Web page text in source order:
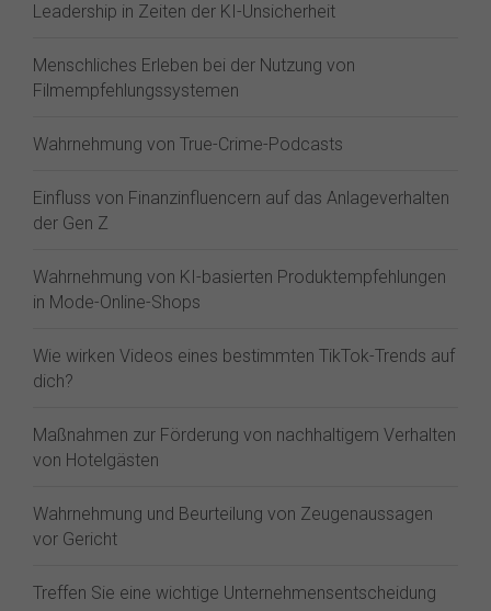
Leadership in Zeiten der KI-Unsicherheit
Menschliches Erleben bei der Nutzung von
Filmempfehlungssystemen
Wahrnehmung von True-Crime-Podcasts
Einfluss von Finanzinfluencern auf das Anlageverhalten
der Gen Z⁠
Wahrnehmung von KI-basierten Produktempfehlungen
in Mode-Online-Shops
Wie wirken Videos eines bestimmten TikTok-Trends auf
dich?
Maßnahmen zur Förderung von nachhaltigem Verhalten
von Hotelgästen
Wahrnehmung und Beurteilung von Zeugenaussagen
vor Gericht
Treffen Sie eine wichtige Unternehmensentscheidung